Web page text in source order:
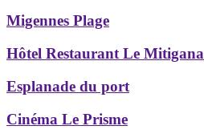
Migennes Plage
Hôtel Restaurant Le Mitigana
Esplanade du port
Cinéma Le Prisme